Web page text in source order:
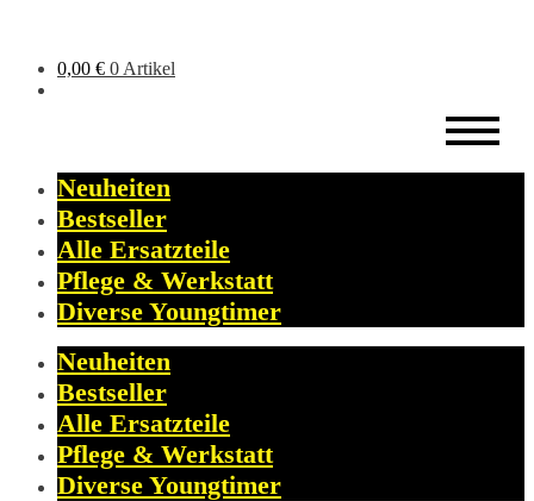
0,00 € 0 Artikel
Neuheiten
Bestseller
Alle Ersatzteile
Pflege & Werkstatt
Diverse Youngtimer
Neuheiten
Bestseller
Alle Ersatzteile
Pflege & Werkstatt
Diverse Youngtimer